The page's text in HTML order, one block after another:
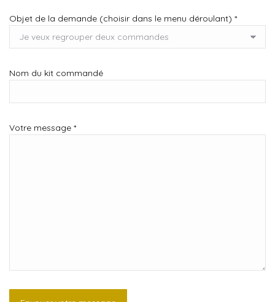
Objet de la demande (choisir dans le menu déroulant) *
Nom du kit commandé
Votre message *